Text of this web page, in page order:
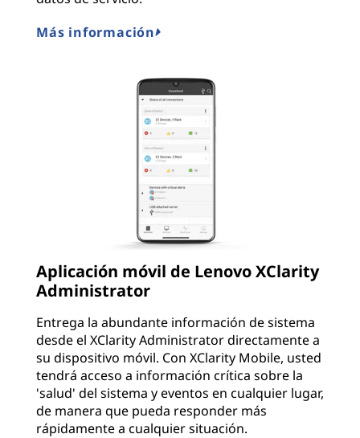
Más información
Aplicación móvil de Lenovo XClarity
Administrator
Entrega la abundante información de sistema
desde el XClarity Administrator directamente a
su dispositivo móvil. Con XClarity Mobile, usted
tendrá acceso a información crítica sobre la
'salud' del sistema y eventos en cualquier lugar,
de manera que pueda responder más
rápidamente a cualquier situación.